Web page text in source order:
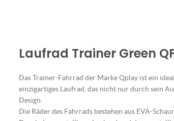
Laufrad Trainer Green
Das Trainer-Fahrrad der Marke Qplay ist ein
einzigartiges Laufrad, das nicht nur durch sein
Design.
Die Räder des Fahrrads bestehen aus EVA-